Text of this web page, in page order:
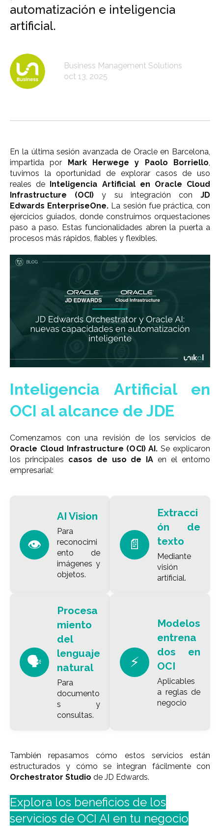
automatización e inteligencia
artificial.
Business Management Solutions
oct 13, 2025
En la última sesión avanzada de Oracle en Barcelona,
impartida por Mark Herwege y Paolo Borriello,
tuvimos la oportunidad de explorar casos de uso
reales de Inteligencia Artificial en Oracle Cloud
Infrastructure (OCI)y su integración conJD
Edwards EnterpriseOne. La sesión fue práctica, con
ejercicios guiados, donde construimos orquestaciones
paso a paso. Estas funcionalidades abren la puerta a
procesos más rápidos, fiables y flexibles.
Inteligencia Artificial en
OCI al alcance de JDE
Comenzamos con una revisión de los servicios de
Oracle Cloud Infrastructure (OCI) AI. Se explicaron
los principales casos de uso de IAen el entorno
empresarial:
👁️
AI Vision
Para
reconocimi
ento de
imágenes y
objetos.
📄
Extracci
ón de
texto
Mediante
visión
artificial.
🗣️
Procesa
miento
del
lenguaje
natural
Para
documento
s y
consultas.
⚡
Modelos
entrena
dos en
OCI
Aplicables
a reglas de
negocio
También repasamos cómo estos servicios están
estructurados y cómo se integran fácilmente con
Orchestrator Studio de JD Edwards.
Explora los beneficios de los
servicios de OCI AI en tu negocio